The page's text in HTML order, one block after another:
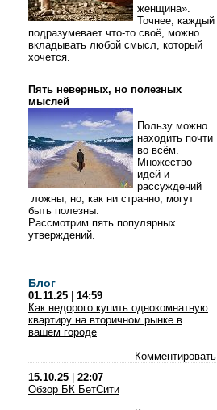
женщина».
Точнее, каждый
подразумевает что-то своё, можно
вкладывать любой смысл, который
хочется.
Пять неверных, но полезных
мыслей
Пользу можно
находить почти
во всём.
Множество
идей и
рассуждений
ложны, но, как ни странно, могут
быть полезны.
Рассмотрим пять популярных
утверждений.
Блог
01.11.25
14:59
Как недорого купить однокомнатную
квартиру на вторичном рынке в
вашем городе
Комментировать
15.10.25
22:07
Обзор БК БетСити